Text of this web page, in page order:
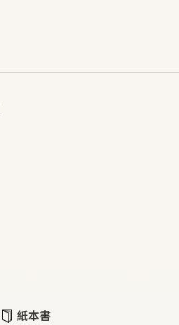
紙本書